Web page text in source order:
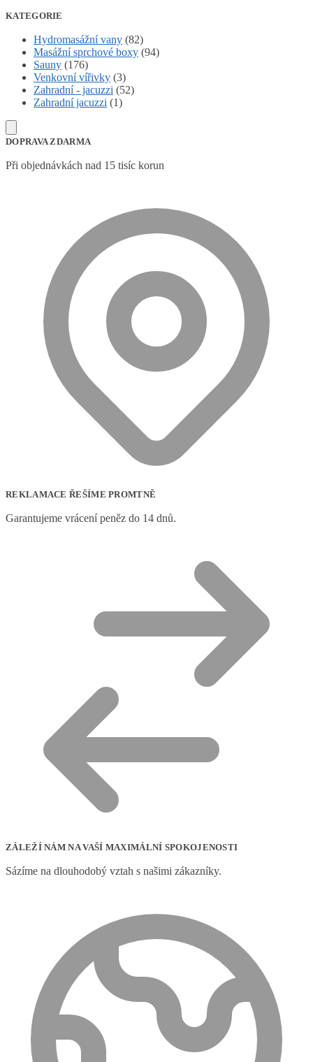
KATEGORIE
Hydromasážní vany (82)
Masážní sprchové boxy (94)
Sauny (176)
Venkovní vířivky (3)
Zahradní - jacuzzi (52)
Zahradní jacuzzi (1)
DOPRAVA ZDARMA
Při objednávkách nad 15 tisíc korun
REKLAMACE ŘEŠÍME PROMTNĚ
Garantujeme vrácení peněz do 14 dnů.
ZÁLEŽÍ NÁM NA VAŠÍ MAXIMÁLNÍ SPOKOJENOSTI
Sázíme na dlouhodobý vztah s našimi zákazníky.